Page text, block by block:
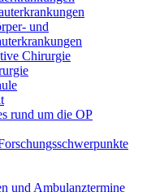
und
Chirurgie
rund um die OP
und Ambulanztermine